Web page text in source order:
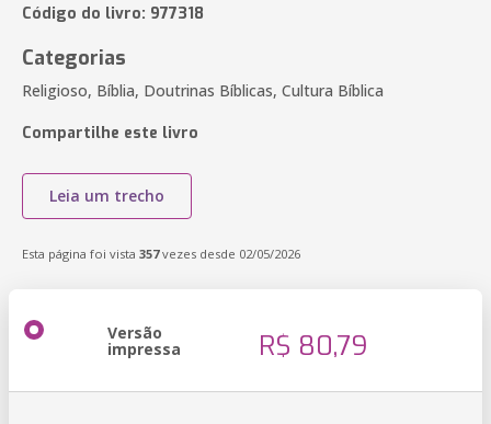
Código do livro: 977318
Categorias
Religioso, Bíblia, Doutrinas Bíblicas, Cultura Bíblica
Compartilhe este livro
Leia um trecho
Esta página foi vista 357vezes desde 02/05/2026
Versão
impressa R$ 80,79